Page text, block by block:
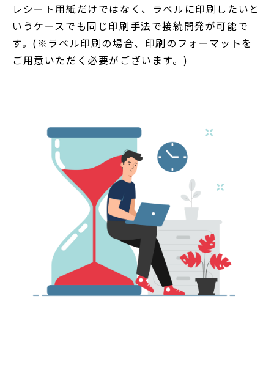
レシート用紙だけではなく、ラベルに印刷したいと
いうケースでも同じ印刷手法で接続開発が可能で
す。(※ラベル印刷の場合、印刷のフォーマットを
ご用意いただく必要がございます。)